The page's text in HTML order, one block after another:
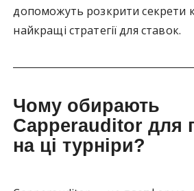
допоможуть розкрити секрети
найкращі стратегії для ставок.
Чому обирають
Capperauditor для
на ці турніри?